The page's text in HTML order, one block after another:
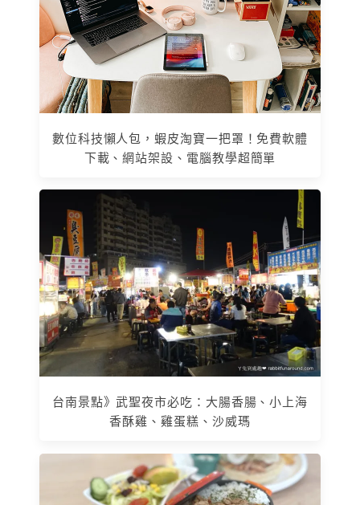
數位科技懶人包，蝦皮淘寶一把罩！免費軟體
下載、網站架設、電腦教學超簡單
台南景點》武聖夜市必吃：大腸香腸、小上海
香酥雞、雞蛋糕、沙威瑪